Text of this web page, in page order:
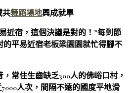
共舞蹈場地興成就單
近宿，這個決議是對的！”每到節
平易近宿老板梁園園就忙得腳不
常住生齒缺乏300人的佛峪口村，
人次，間隔不遠的國度平地滑